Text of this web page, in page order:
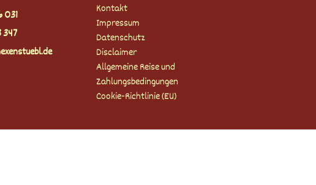
347
Kontakt
Impressum
Datenschutz
Disclaimer
Allgemeine Reise und
Zahlungsbedingungen
Cookie-Richtlinie (EU)